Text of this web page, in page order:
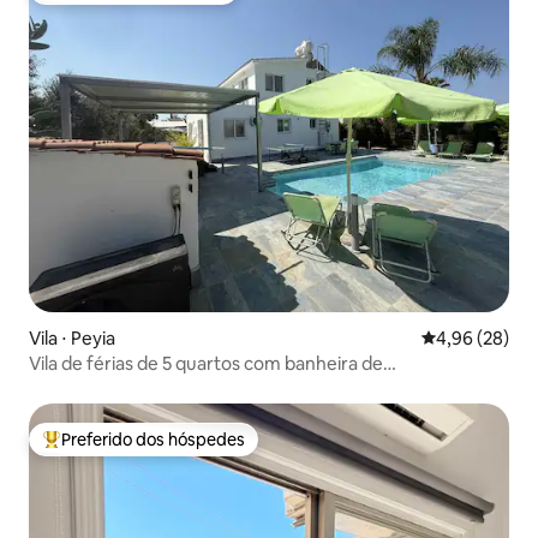
Vila ⋅ Peyia 4,96 de uma
4,96 (28)
Vila de férias de 5 quartos com banheira de
Entre os melhores preferidos dos hóspedes
Preferido dos hóspedes